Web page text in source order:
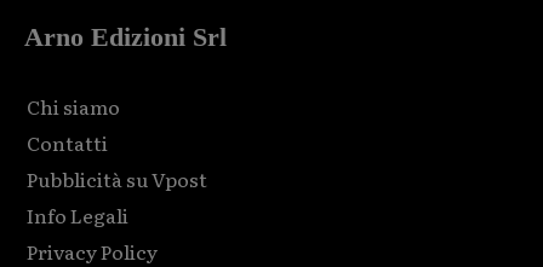
Arno Edizioni Srl
Chi siamo
Contatti
Pubblicità su Vpost
Info Legali
Privacy Policy